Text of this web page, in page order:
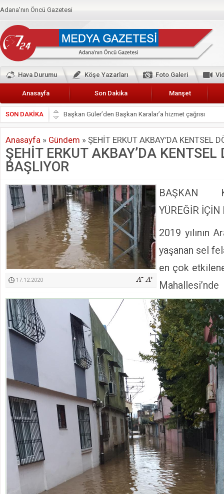
Adana'nın Öncü Gazetesi
Hava Durumu Köşe Yazarları Foto Galeri
Anasayfa Son Dakika Manşet
SON DAKİKA
Başkan Güler’den Başkan Karalar’a hizmet çağrısı
Lokantacılar ve Kebapçılar Esnaf Odası Başkanı Şefik
Hak-İş Abdurrahman Yücel
HDP İL BİNASININ ÖNÜNDE ANNELER TARİH
Hainler emellerine asla erişemeyecekler
BÖLGEMİZ ÇUKUROVA’DA 2019 YILI PAMUK
İyi Parti Yüreğir İlçe Başkanı Enis Akyürek
Kimyasallardan Koruma Derneği Başkanı Cennet Çelik
Anasayfa » Gündem » ŞEHİT ERKUT AKBAY’DA KENTSEL
ŞEHİT ERKUT AKBAY’DA KENTSEL
BAŞLIYOR
17.12.2020
BAŞKAN
YÜREĞİR
2019 yılının
yaşanan sel
en çok